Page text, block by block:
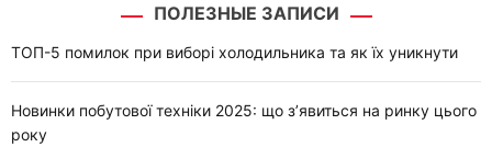
ПОЛЕЗНЫЕ ЗАПИСИ
ТОП-5 помилок при виборі холодильника та як їх уникнути
Новинки побутової техніки 2025: що з’явиться на ринку цього
року